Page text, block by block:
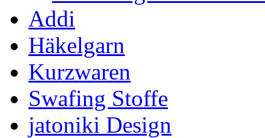
Addi
Häkelgarn
Kurzwaren
Swafing Stoffe
jatoniki Design